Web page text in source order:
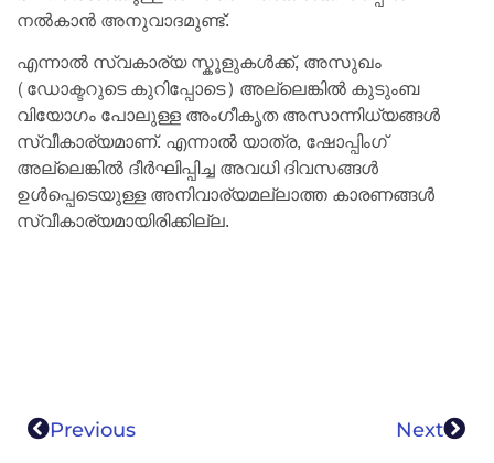
നൽകാൻ അനുവാദമുണ്ട്.
എന്നാൽ സ്വകാര്യ സ്കൂളുകൾക്ക്, അസുഖം
(ഡോക്ടറുടെ കുറിപ്പോടെ) അല്ലെങ്കിൽ കുടുംബ
വിയോഗം പോലുള്ള അംഗീകൃത അസാന്നിധ്യങ്ങൾ
സ്വീകാര്യമാണ്. എന്നാൽ യാത്ര, ഷോപ്പിംഗ്
അല്ലെങ്കിൽ ദീർഘിപ്പിച്ച അവധി ദിവസങ്ങൾ
ഉൾപ്പെടെയുള്ള അനിവാര്യമല്ലാത്ത കാരണങ്ങൾ
സ്വീകാര്യമായിരിക്കില്ല.
Previous Next